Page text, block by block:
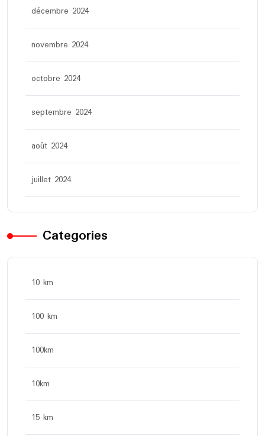
décembre 2024
novembre 2024
octobre 2024
septembre 2024
août 2024
juillet 2024
Categories
10 km
100 km
100km
10km
15 km